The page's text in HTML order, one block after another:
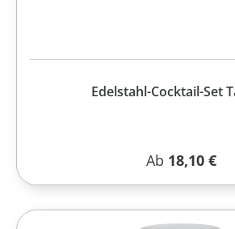
Edelstahl-Cocktail-Set
Regulärer
Ab 18,10 €